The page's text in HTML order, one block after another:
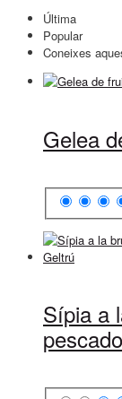
Última
Popular
Coneixes
Gelea
Sípia a